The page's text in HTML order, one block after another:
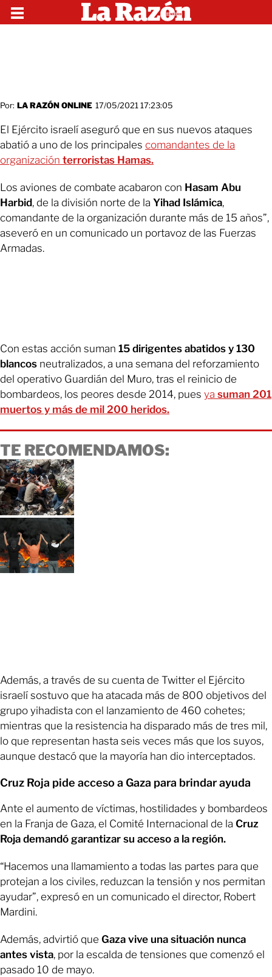
Por: LA RAZÓN ONLINE 17/05/2021 17:23:05
El Ejército israelí aseguró que en sus nuevos ataques
abatió a uno de los principales comandantes de la
organización terroristas Hamas.
Los aviones de combate acabaron con Hasam Abu
Harbid, de la división norte de la Yihad Islámica,
comandante de la organización durante más de 15 años”,
aseveró en un comunicado un portavoz de las Fuerzas
Armadas.
Con estas acción suman 15 dirigentes abatidos y 130
blancos neutralizados, a una semana del reforzamiento
del operativo Guardián del Muro, tras el reinicio de
bombardeos, los peores desde 2014, pues ya suman 201
muertos y más de mil 200 heridos.
TE RECOMENDAMOS:
Además, a través de su cuenta de Twitter el Ejército
israelí sostuvo que ha atacada más de 800 objetivos del
grupo yihadista con el lanzamiento de 460 cohetes;
mientras que la resistencia ha disparado más de tres mil,
lo que representan hasta seis veces más que los suyos,
aunque destacó que la mayoría han dio interceptados.
Cruz Roja pide acceso a Gaza para brindar ayuda
Ante el aumento de víctimas, hostilidades y bombardeos
en la Franja de Gaza, el Comité Internacional de la Cruz
Roja demandó garantizar su acceso a la región.
“Hacemos una llamamiento a todas las partes para que
protejan a los civiles, reduzcan la tensión y nos permitan
ayudar”, expresó en un comunicado el director, Robert
Mardini.
Además, advirtió que Gaza vive una situación nunca
antes vista, por la escalda de tensiones que comenzó el
pasado 10 de mayo.